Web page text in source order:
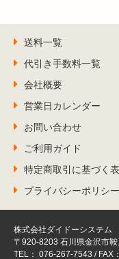
送料一覧
代引き手数料一覧
会社概要
営業日カレンダー
お問い合わせ
ご利用ガイド
特定商取引に基づく
プライバシーポリシー
株式会社ダイドーシステム
〒920-8203 石川県金沢市
TEL： 076-267-7543 / FAX